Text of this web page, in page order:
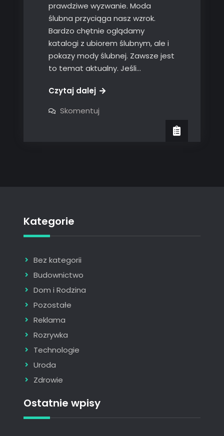
prawdziwe wyzwanie. Moda
ślubna przyciąga nasz wzrok.
Bardzo chętnie oglądamy
katalogi z ubiorem ślubnym, ale i
pokazy mody ślubnej. Zawsze jest
to temat aktualny. Jeśli…
Czytaj dalej
Skomentujon
Najpiękniejszy
Kategorie
Bez kategorii
Budownictwo
Dom i Rodzina
Pozostałe
Reklama
Rozrywka
Technologie
Uroda
Zdrowie
Ostatnie wpisy